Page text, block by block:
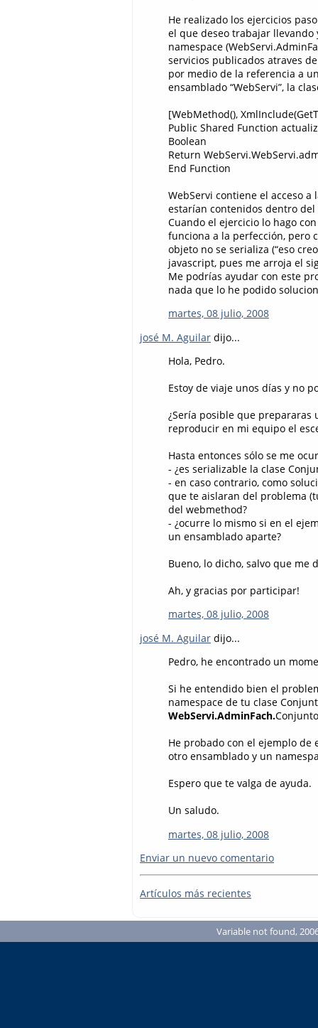
He realizado los ejercicios
el que deseo trabajar
namespace
servicios publicados atraves
por medio de la referencia a
ensamblado “WebServi”, la
[WebMethod(),
Public Shared Function
Boolean
Return
End Function
WebServi contiene el acceso
estarían contenidos dentro
Cuando el ejercicio lo hago
funciona a la perfección, pero
objeto no se serializa (“eso
javascript, pues me arroja el
Me podrías ayudar con este
nada que lo he podido
martes, 08 julio, 2008
josé M. Aguilar dijo...
Hola, Pedro.
Estoy de viaje unos días y no
¿Sería posible que prepararas
reproducir en mi equipo el
Hasta entonces sólo se me
- ¿es serializable la clase
- en caso contrario, como
que te aislaran del problema
del webmethod?
- ¿ocurre lo mismo si en el
un ensamblado aparte?
Bueno, lo dicho, salvo que me
Ah, y gracias por participar!
martes, 08 julio, 2008
josé M. Aguilar dijo...
Pedro, he encontrado un
Si he entendido bien el
namespace de tu clase
WebServi.AdminFach.
He probado con el ejemplo
otro ensamblado y un
Espero que te valga de ayuda.
Un saludo.
martes, 08 julio, 2008
Enviar un nuevo comentario
Artículos más recientes
Variable not found,